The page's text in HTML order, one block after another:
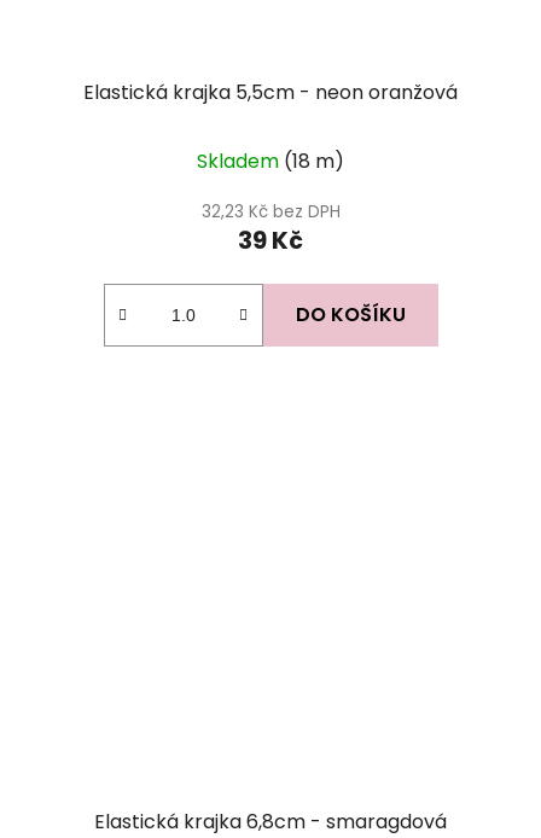
Elastická krajka 5,5cm - neon oranžová
Skladem (18 m)
32,23 Kč bez DPH
39 Kč
DO KOŠÍKU
Elastická krajka 6,8cm - smaragdová